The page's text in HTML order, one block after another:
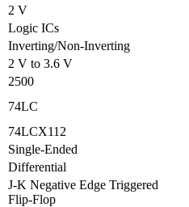
2 V
Logic ICs
Inverting/Non-Inverting
2 V to 3.6 V
2500
74LC
74LCX112
Single-Ended
Differential
J-K Negative Edge Triggered
Flip-Flop